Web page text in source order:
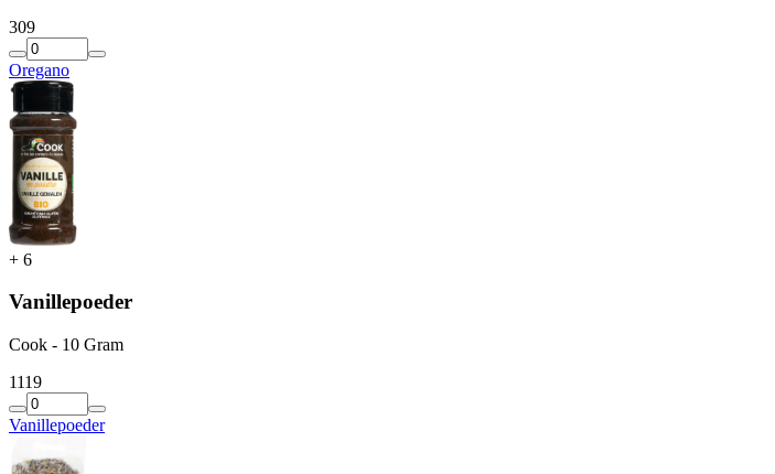
309
Oregano
+ 6
Vanillepoeder
Cook - 10 Gram
1119
Vanillepoeder